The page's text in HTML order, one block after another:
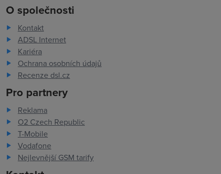
O společnosti
Kontakt
ADSL Internet
Kariéra
Ochrana osobních údajů
Recenze dsl.cz
Pro partnery
Reklama
O2 Czech Republic
T-Mobile
Vodafone
Nejlevnější GSM tarify